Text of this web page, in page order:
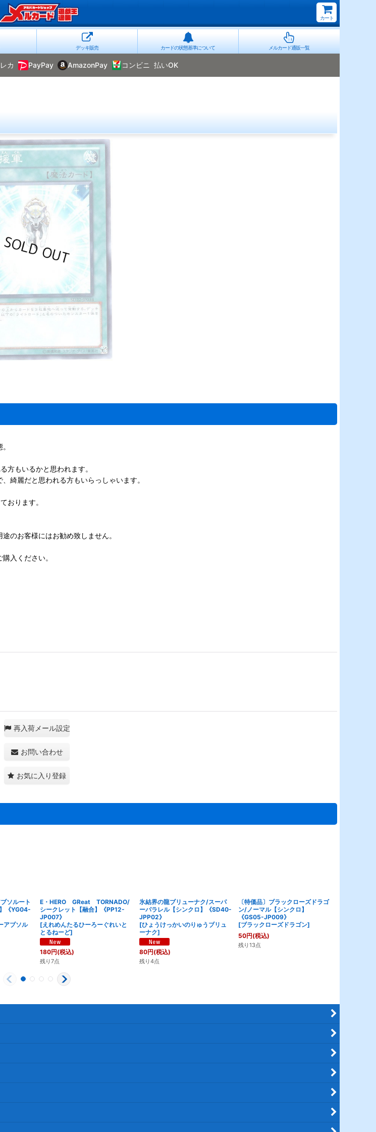
カート
デッキ販売 カードの状態基準について メルカード通販一覧
カ PayPay AmazonPay コンビニ 払いOK
方もいるかと思われます。
綺麗だと思われる方もいらっしゃいます。
おります。
のお客様にはお勧め致しません。
入ください。
再入荷メール設定
お問い合わせ
お気に入り登録
ソルート
《YG04-
アブソル
E・HERO GReat TORNADO/
シークレット【融合】《PP12-
JP007》
[えれめんたるひーろーぐれいと
とるねーど]
180円(税込)
残り7点
氷結界の龍ブリューナク/スーパ
ーパラレル【シンクロ】《SD40-
JPP02》
[ひょうけっかいのりゅうブリュ
ーナク]
80円(税込)
残り4点
〔特価品〕ブラックローズドラゴ
ン/ノーマル【シンクロ】
《GS05-JP009》
[ブラックローズドラゴン]
50円(税込)
残り13点